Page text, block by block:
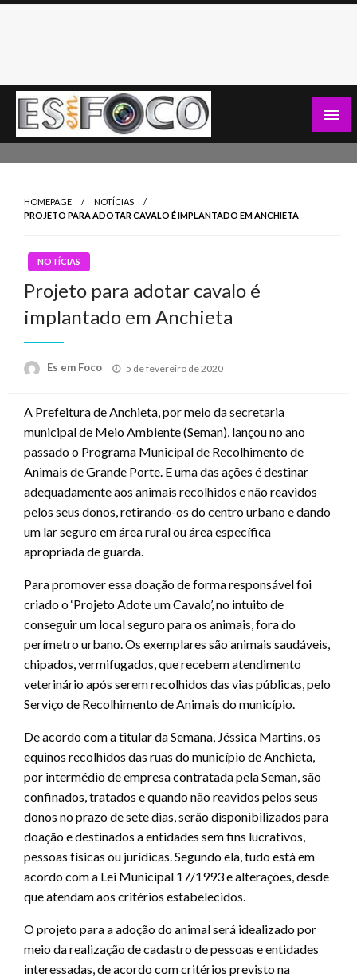
Skip
HOMEPAGE
NOTÍCIAS
PROJETO PARA ADOTAR CAVALO É IMPLANTADO EM ANCHIETA
NOTÍCIAS
Projeto para adotar cavalo é
implantado em Anchieta
Es em Foco
Posted
5 de fevereiro de 2020
A Prefeitura de Anchieta, por meio da secretaria
municipal de Meio Ambiente (Seman), lançou no ano
passado o Programa Municipal de Recolhimento de
Animais de Grande Porte. E uma das ações é destinar
adequadamente aos animais recolhidos e não reavidos
pelos seus donos, retirando-os do centro urbano e dando
um lar seguro em área rural ou área específica
apropriada de guarda.
Para promover essa doação de forma responsável foi
criado o ‘Projeto Adote um Cavalo’, no intuito de
conseguir um local seguro para os animais, fora do
perímetro urbano. Os exemplares são animais saudáveis,
chipados, vermifugados, que recebem atendimento
veterinário após serem recolhidos das vias públicas, pelo
Serviço de Recolhimento de Animais do município.
De acordo com a titular da Semana, Jéssica Martins, os
equinos recolhidos das ruas do município de Anchieta,
por intermédio de empresa contratada pela Seman, são
confinados, tratados e quando não reavidos pelos seus
donos no prazo de sete dias, serão disponibilizados para
doação e destinados a entidades sem fins lucrativos,
pessoas físicas ou jurídicas. Segundo ela, tudo está em
acordo com a Lei Municipal 17/1993 e alterações, desde
que atendam aos critérios estabelecidos.
O projeto para a adoção do animal será idealizado por
meio da realização de cadastro de pessoas e entidades
interessadas, de acordo com critérios previsto na